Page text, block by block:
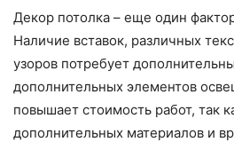
Декор потолка – еще один
Наличие вставок, различных
узоров потребует
дополнительных элементов
повышает стоимость работ, так
дополнительных материалов и